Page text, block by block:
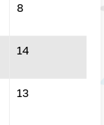
8
14
13